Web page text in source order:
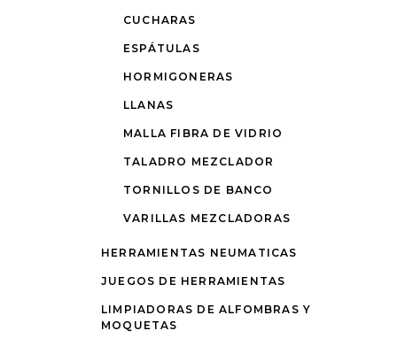
CUCHARAS
ESPÁTULAS
HORMIGONERAS
LLANAS
MALLA FIBRA DE VIDRIO
TALADRO MEZCLADOR
TORNILLOS DE BANCO
VARILLAS MEZCLADORAS
HERRAMIENTAS NEUMATICAS
JUEGOS DE HERRAMIENTAS
LIMPIADORAS DE ALFOMBRAS Y
MOQUETAS